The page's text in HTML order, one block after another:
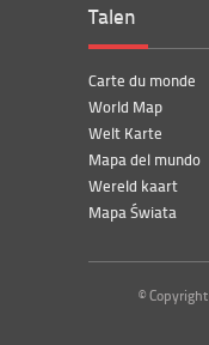
Talen
Carte du monde
World Map
Welt Karte
Mapa del mundo
Wereld kaart
Mapa Świata
© Copyright